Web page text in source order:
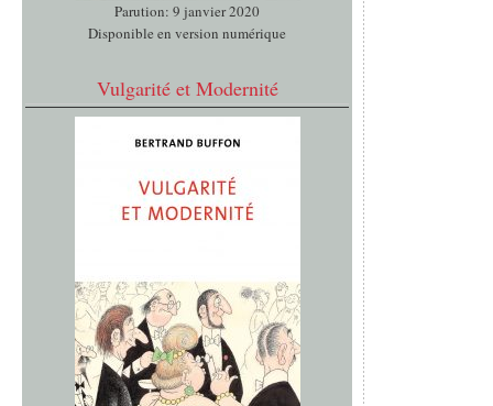
Parution: 9 janvier 2020
Disponible en version numérique
Vulgarité et Modernité